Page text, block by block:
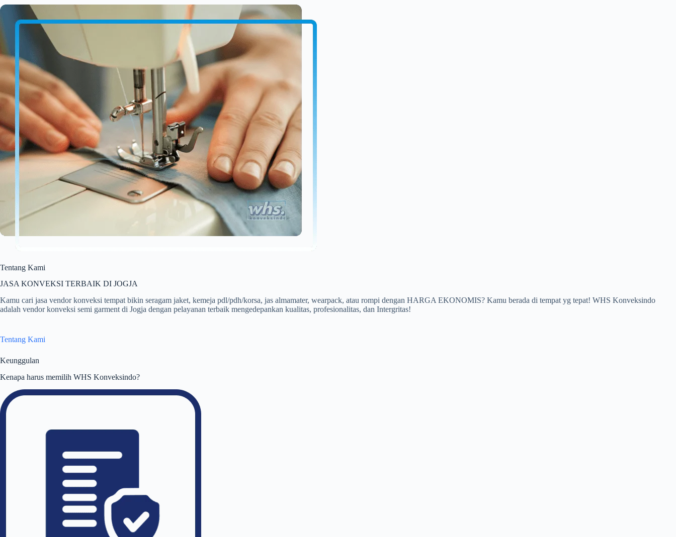
Tentang Kami
JASA KONVEKSI TERBAIK DI JOGJA
Kamu cari jasa vendor konveksi tempat bikin seragam jaket, kemeja pdl/pdh/korsa, jas almamater, wearpack, atau rompi dengan HARGA EKONOMIS? Kamu berada di tempat yg tepat! WHS Konveksindo
adalah vendor konveksi semi garment di Jogja dengan pelayanan terbaik mengedepankan kualitas, profesionalitas, dan Intergritas!
Tentang Kami
Keunggulan
Kenapa harus memilih WHS Konveksindo?